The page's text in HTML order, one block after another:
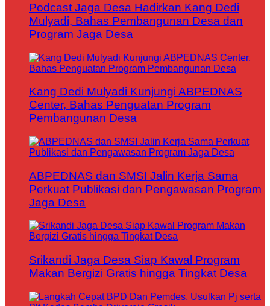
Podcast Jaga Desa Hadirkan Kang Dedi
Mulyadi, Bahas Pembangunan Desa dan
Program Jaga Desa
Kang Dedi Mulyadi Kunjungi ABPEDNAS
Center, Bahas Penguatan Program
Pembangunan Desa
ABPEDNAS dan SMSI Jalin Kerja Sama
Perkuat Publikasi dan Pengawasan Program
Jaga Desa
Srikandi Jaga Desa Siap Kawal Program
Makan Bergizi Gratis hingga Tingkat Desa